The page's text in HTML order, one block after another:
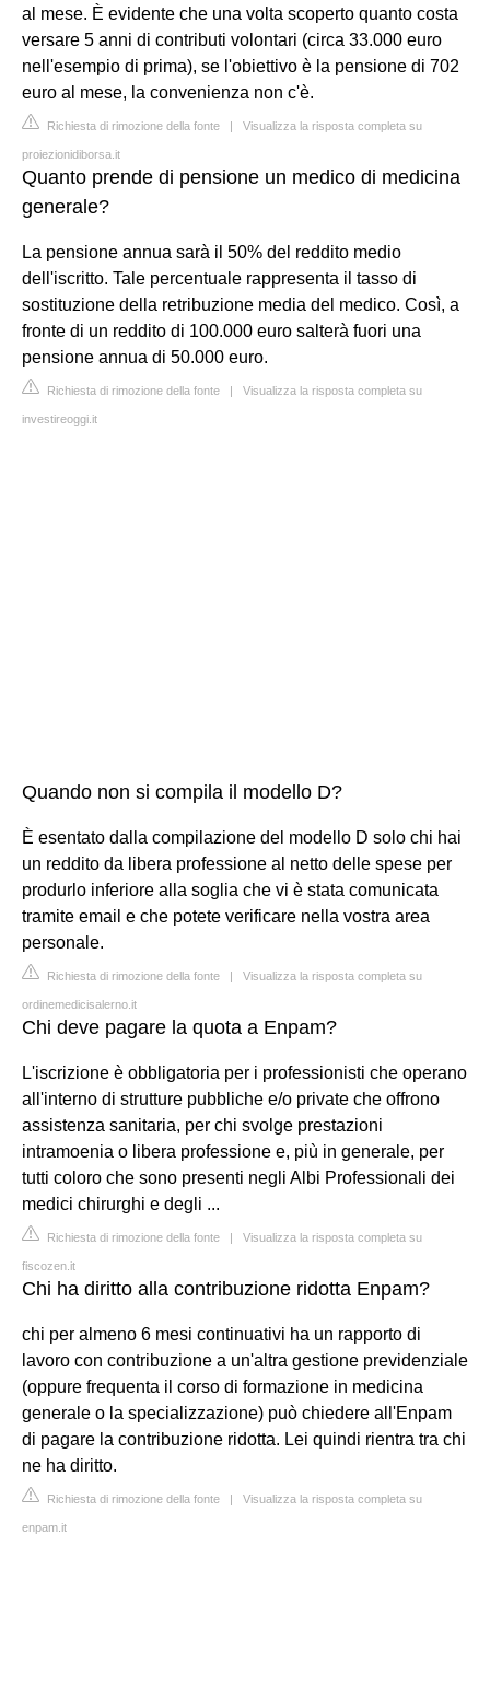
al mese. È evidente che una volta scoperto quanto costa
versare 5 anni di contributi volontari (circa 33.000 euro
nell'esempio di prima), se l'obiettivo è la pensione di 702
euro al mese, la convenienza non c'è.
Richiesta di rimozione della fonte | Visualizza la risposta completa su
proiezionidiborsa.it
Quanto prende di pensione un medico di medicina
generale?
La pensione annua sarà il 50% del reddito medio
dell'iscritto. Tale percentuale rappresenta il tasso di
sostituzione della retribuzione media del medico. Così, a
fronte di un reddito di 100.000 euro salterà fuori una
pensione annua di 50.000 euro.
Richiesta di rimozione della fonte | Visualizza la risposta completa su
investireoggi.it
Quando non si compila il modello D?
È esentato dalla compilazione del modello D solo chi hai
un reddito da libera professione al netto delle spese per
produrlo inferiore alla soglia che vi è stata comunicata
tramite email e che potete verificare nella vostra area
personale.
Richiesta di rimozione della fonte | Visualizza la risposta completa su
ordinemedicisalerno.it
Chi deve pagare la quota a Enpam?
L'iscrizione è obbligatoria per i professionisti che operano
all'interno di strutture pubbliche e/o private che offrono
assistenza sanitaria, per chi svolge prestazioni
intramoenia o libera professione e, più in generale, per
tutti coloro che sono presenti negli Albi Professionali dei
medici chirurghi e degli ...
Richiesta di rimozione della fonte | Visualizza la risposta completa su
fiscozen.it
Chi ha diritto alla contribuzione ridotta Enpam?
chi per almeno 6 mesi continuativi ha un rapporto di
lavoro con contribuzione a un'altra gestione previdenziale
(oppure frequenta il corso di formazione in medicina
generale o la specializzazione) può chiedere all'Enpam
di pagare la contribuzione ridotta. Lei quindi rientra tra chi
ne ha diritto.
Richiesta di rimozione della fonte | Visualizza la risposta completa su
enpam.it